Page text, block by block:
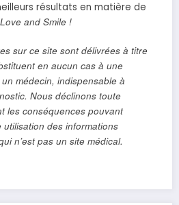
résultats en matière de
Love and Smile !
sur ce site sont délivrées à titre
en aucun cas à une
médecin, indispensable à
Nous déclinons toute
les conséquences pouvant
utilisation des informations
n’est pas un site médical.